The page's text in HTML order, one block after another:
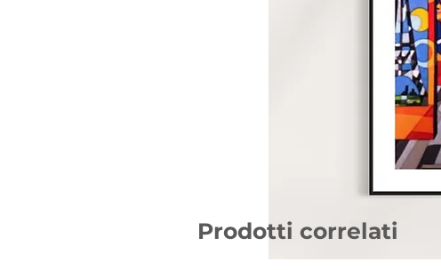
Prodotti correlati